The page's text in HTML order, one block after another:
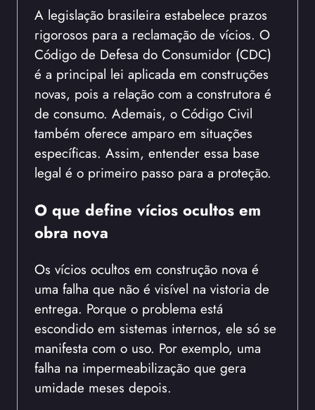
A legislação brasileira estabelece prazos
rigorosos para a reclamação de vícios. O
Código de Defesa do Consumidor (CDC)
é a principal lei aplicada em construções
novas, pois a relação com a construtora é
de consumo. Ademais, o Código Civil
também oferece amparo em situações
específicas. Assim, entender essa base
legal é o primeiro passo para a proteção.
O que define vícios ocultos em
obra nova
Os vícios ocultos em construção nova é
uma falha que não é visível na vistoria de
entrega. Porque o problema está
escondido em sistemas internos, ele só se
manifesta com o uso. Por exemplo, uma
falha na impermeabilização que gera
umidade meses depois.